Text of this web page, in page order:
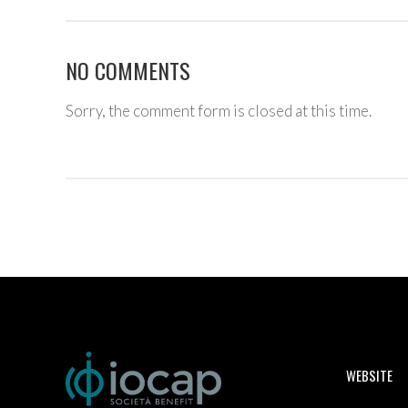
NO COMMENTS
Sorry, the comment form is closed at this time.
WEBSITE